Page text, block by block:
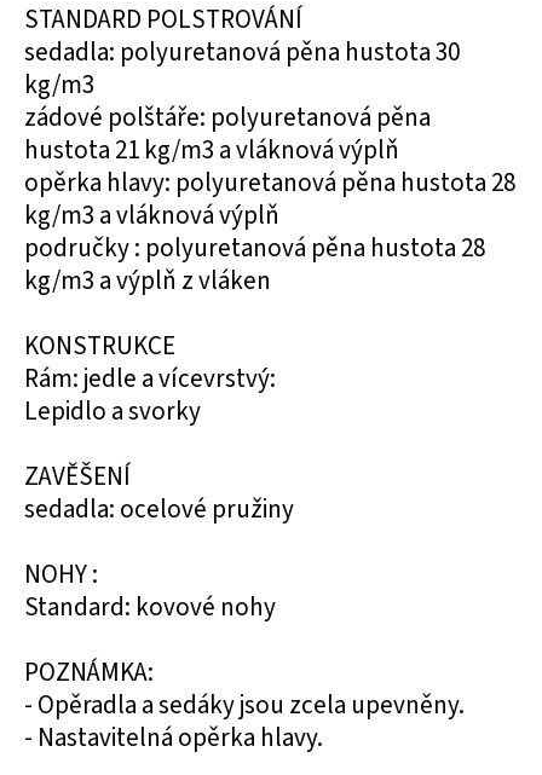
STANDARD POLSTROVÁNÍ
sedadla: polyuretanová pěna hustota 30
kg/m3
zádové polštáře: polyuretanová pěna
hustota 21 kg/m3 a vláknová výplň
opěrka hlavy: polyuretanová pěna hustota 28
kg/m3 a vláknová výplň
područky : polyuretanová pěna hustota 28
kg/m3 a výplň z vláken
KONSTRUKCE
Rám: jedle a vícevrstvý:
Lepidlo a svorky
ZAVĚŠENÍ
sedadla: ocelové pružiny
NOHY :
Standard: kovové nohy
POZNÁMKA:
- Opěradla a sedáky jsou zcela upevněny.
- Nastavitelná opěrka hlavy.